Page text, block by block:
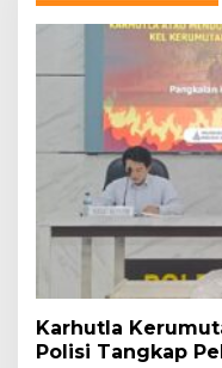
Karhutla
Polisi Tangkap